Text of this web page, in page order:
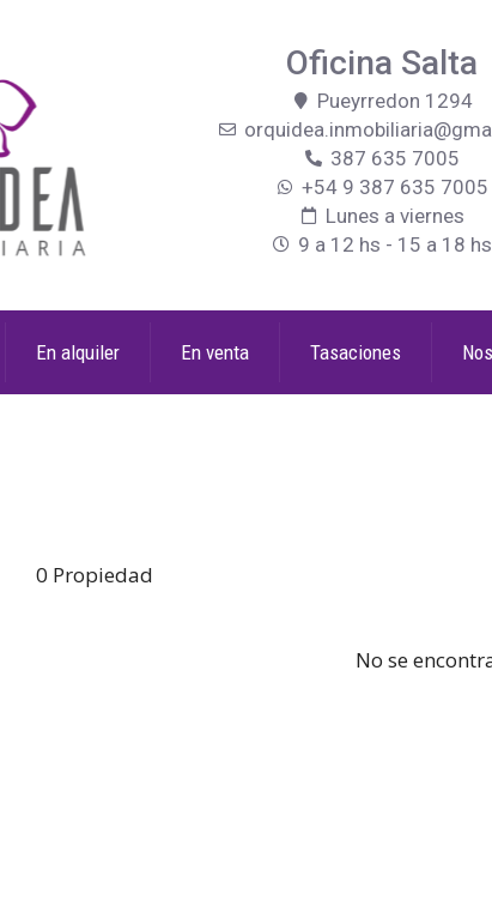
Oficina Salta
Pueyrredon 1294
387 635 7005
+54 9 387 635 7005
Lunes a viernes
9 a 12 hs - 15 a 18 hs
En alquiler En venta Tasaciones
0 Propiedad
No se